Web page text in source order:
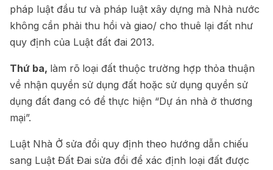
pháp luật đầu tư và pháp luật xây dựng mà Nhà nước
không cần phải thu hồi và giao/ cho thuê lại đất như
quy định của Luật đất đai 2013.
Thứ ba, làm rõ loại đất thuộc trường hợp thỏa thuận
về nhận quyền sử dụng đất hoặc sử dụng quyền sử
dụng đất đang có để thực hiện “Dự án nhà ở thương
mại”.
Luật Nhà Ở sửa đổi quy định theo hướng dẫn chiếu
sang Luật Đất Đai sửa đổi để xác định loại đất được